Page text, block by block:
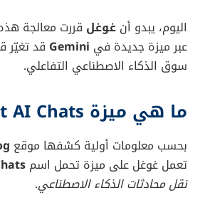
اليوم، يبدو أن غوغل قررت معالجة
عبر ميزة جديدة في Gemini قد تغيّر
سوق الذكاء الاصطناعي التفاعلي.
ما هي ميزة Import AI Chats؟
بحسب معلومات أولية كشفها موقع
تعمل غوغل على ميزة تحمل اسم
نقل محادثات الذكاء الاصطناعي.